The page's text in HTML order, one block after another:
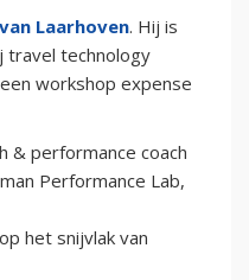
Laarhoven. Hij is
travel technology
workshop expense
& performance coach
Performance Lab,
het snijvlak van